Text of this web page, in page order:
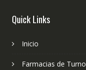
Quick Links
Inicio
Farmacias de Turno